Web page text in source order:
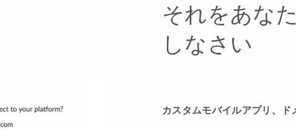
それをあな
しなさい
カスタムモバイルアプリ、